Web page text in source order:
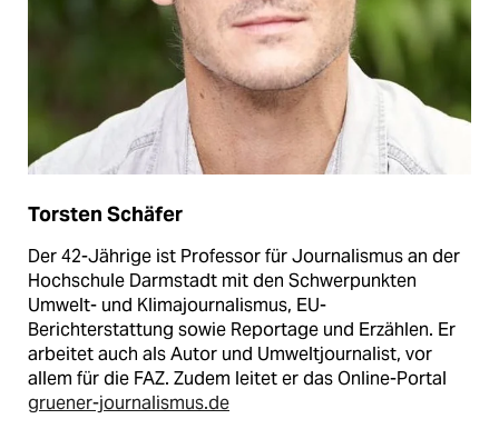
Torsten Schäfer
Der 42-Jährige ist Professor für Journalismus an der
Hochschule Darmstadt mit den Schwerpunkten
Umwelt- und Klimajournalismus, EU-
Berichterstattung sowie Reportage und Erzählen. Er
arbeitet auch als Autor und Umweltjournalist, vor
allem für die FAZ. Zudem leitet er das Online-Portal
gruener-journalismus.de